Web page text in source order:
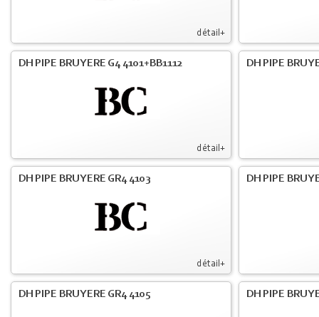
détail+
détail+
DH PIPE BRUYERE G4 4101+BB1112 DH PIPE
détail+
DH PIPE BRUYERE GR4 4103 DH PIPE
DH PIPE BRUYERE GR4 4105 DH PIPE